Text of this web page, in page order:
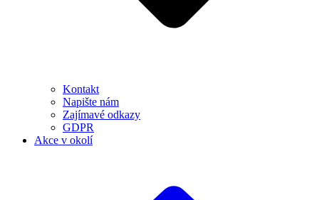
Kontakt
Napište nám
Zajímavé odkazy
GDPR
Akce v okolí